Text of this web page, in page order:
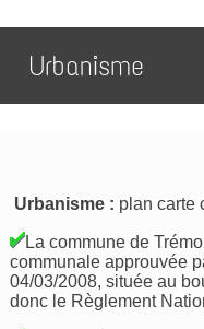
Urbanisme
Urbanisme : plan carte
La commune de
communale approuvée
04/03/2008, située au
donc le Règlement